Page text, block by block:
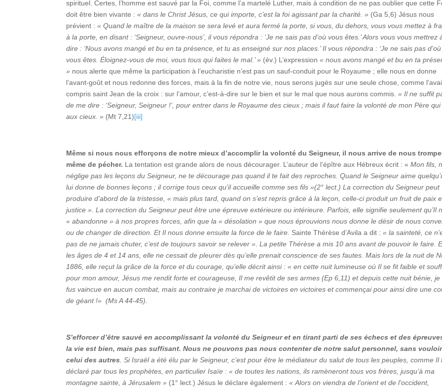
spirituel. Certes, l’homme est sauvé par la Foi, comme l’a martelé Luther, mais à condition de ne pas oublier que cette
doit être bien vivante :« dans le Christ Jésus, ce qui importe, c’est la foi agissant par la charité. » (Ga 5,6) Jésus nous
prévient :« Quand le maître de la maison se sera levé et aura fermé la porte, si vous, du dehors, vous vous mettez à
à la porte, en disant : ‘Seigneur, ouvre-nous’, il vous répondra : ‘Je ne sais pas d’où vous êtes.’ Alors vous vous mettrez
dire : ‘Nous avons mangé et bu en ta présence, et tu as enseigné sur nos places.’ Il vous répondra : ‘Je ne sais pas d’où
vous êtes. Éloignez-vous de moi, vous tous qui faites le mal.’ » (év.) L’expression« nous avons mangé et bu en ta
» nous alerte que même la participation à l’eucharistie n’est pas un sauf-conduit pour le Royaume ; elle nous en donne
l’avant-goût et nous redonne des forces, mais à la fin de notre vie, nous serons jugés sur une seule chose, comme
compris saint Jean de la croix : sur l’amour, c’est-à-dire sur le bien et sur le mal que nous aurons commis.« Il ne suffit
de me dire : ‘Seigneur, Seigneur !’, pour entrer dans le Royaume des cieux ; mais il faut faire la volonté de mon Père
aux cieux. » (Mt 7,21)[iii]
Même si nous nous efforçons de notre mieux d’accomplir la volonté du Seigneur, il nous arrive de nous
même de pécher. La tentation est grande alors de nous décourager. L’auteur de l’épître aux Hébreux écrit : «Mon fils,
néglige pas les leçons du Seigneur, ne te décourage pas quand il te fait des reproches. Quand le Seigneur aime
lui donne de bonnes leçons ; il corrige tous ceux qu’il accueille comme ses fils »(2° lect.) La correction du Seigneur peut
produire d’abord de la tristesse, « mais plus tard, quand on s’est repris grâce à la leçon, celle-ci produit un fruit de paix
justice ». La correction du Seigneur peut être une épreuve extérieure ou intérieure. Parfois, elle signifie seulement qu’Il
« abandonne » à nos propres forces, afin que la « désolation » que nous éprouvions nous donne le désir de nous
ou de changer de direction. Et Il nous donne ensuite la force de le faire. Sainte Thérèse d’Avila a dit :« la sainteté, ce
pas de ne jamais chuter, c’est de toujours savoir se relever » .La petite Thérèse a mis 10 ans avant de pouvoir le faire.
les âges de 4 et 14 ans, elle ne cessait de pleurer dès qu’elle prenait conscience de ses fautes. Mais lors de la nuit de
1886, elle reçut la grâce de la force et du courage, qu’elle décrit ainsi : « en cette nuit lumineuse où Il se fit faible et
pour mon amour, Jésus me rendit forte et courageuse, Il me revêtit de ses armes (Ep 6, 11) et depuis cette nuit bénie, je
fus vaincue en aucun combat, mais au contraire je marchai de victoires en victoires et commençai pour ainsi dire une
de géant !» (Ms A 44-45).
S’efforcer d’être sauvé en accomplissant la volonté du Seigneur et en tirant parti de ses échecs et des
la vie est bien, mais pas suffisant. Nous ne pouvons pas nous contenter de notre salut personnel, sans vouloir
celui des autres . Si Israël a été élu par le Seigneur, c’est pour être le médiateur du salut de tous les peuples, comme Il
déclaré par tous les prophètes, en particulier Isaïe : «de toutes les nations, ils ramèneront tous vos frères, jusqu’à ma
montagne sainte, à Jérusalem » (1° lect.) Jésus le déclare également :« Alors on viendra de l’orient et de l’occident,